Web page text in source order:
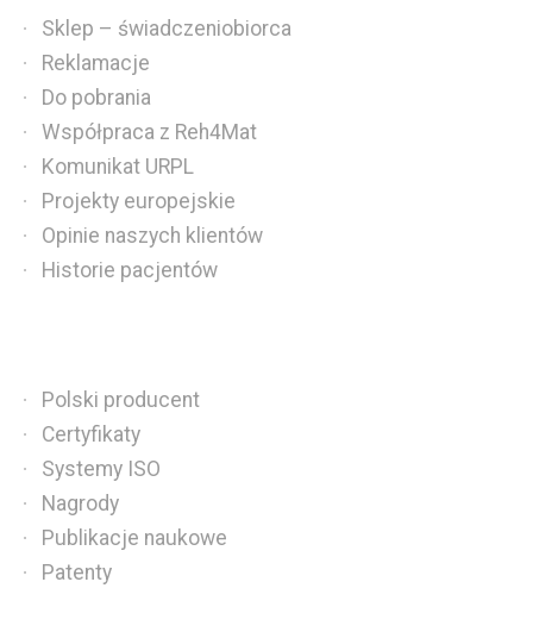
Sklep – świadczeniobiorca
Reklamacje
Do pobrania
Współpraca z Reh4Mat
Komunikat URPL
Projekty europejskie
Opinie naszych klientów
Historie pacjentów
Polski producent
Certyfikaty
Systemy ISO
Nagrody
Publikacje naukowe
Patenty